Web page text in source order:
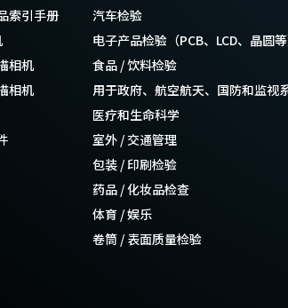
索引手册
相机
相机
汽车检验
电子产品检验（PCB、LCD、晶圆等
食品 / 饮料检验
用于政府、航空航天、国防和监视
医疗和生命科学
室外 / 交通管理
包装 / 印刷检验
药品 / 化妆品检查
体育 / 娱乐
卷筒 / 表面质量检验